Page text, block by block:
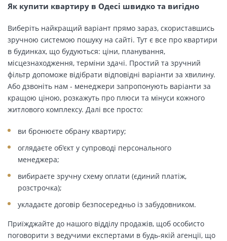
Як купити квартиру в Одесі швидко та вигідно
Виберіть найкращий варіант прямо зараз, скориставшись
зручною системою пошуку на сайті. Тут є все про квартири
в будинках, що будуються: ціни, планування,
місцезнаходження, терміни здачі. Простий та зручний
фільтр допоможе відібрати відповідні варіанти за хвилину.
Або дзвоніть нам - менеджери запропонують варіанти за
кращою ціною, розкажуть про плюси та мінуси кожного
житлового комплексу. Далі все просто:
ви бронюєте обрану квартиру;
оглядаєте об'єкт у супроводі персонального
менеджера;
вибираєте зручну схему оплати (єдиний платіж,
розстрочка);
укладаєте договір безпосередньо із забудовником.
Приїжджайте до нашого відділу продажів, щоб особисто
поговорити з ведучими експертами в будь-якій агенції, що